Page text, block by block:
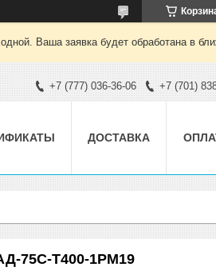
Ваша заявка будет обработана в
+7 (777) 036-36-06 +7 (701)
ДОСТАВКА
75С-Т400-1РМ19